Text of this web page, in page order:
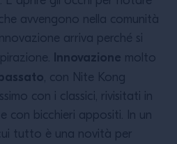
avvengono nella comunità
arriva perché si
Innovazione molto
, con Nite Kong
con i classici, rivisitati in
con bicchieri appositi. In un
tutto è una novità per